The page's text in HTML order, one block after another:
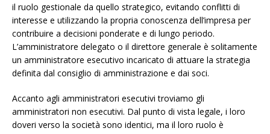
il ruolo gestionale da quello strategico, evitando conflitti di
interesse e utilizzando la propria conoscenza dell’impresa per
contribuire a decisioni ponderate e di lungo periodo.
L’amministratore delegato o il direttore generale è solitamente
un amministratore esecutivo incaricato di attuare la strategia
definita dal consiglio di amministrazione e dai soci.
Accanto agli amministratori esecutivi troviamo gli
amministratori non esecutivi. Dal punto di vista legale, i loro
doveri verso la società sono identici, ma il loro ruolo è